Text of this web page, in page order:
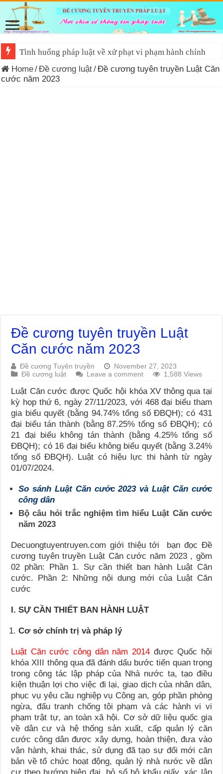
Đề cương tuyên truyền Luật Tiếp cận thông tin 2026
Home/Đề cương luật/Đề cương tuyên truyền Luật Căn
cước năm 2023
Đề cương tuyên truyền Luật
Căn cước năm 2023
Đề cương Tuyên truyền
November 27, 2023
Đề cương luật
Leave a comment 1,588 Views
Luật Căn cước được Quốc hội khóa XV thông qua tại
kỳ họp thứ 6, ngày 27/11/2023, với 468 đại biểu tham
gia biểu quyết (bằng 94.74% tổng số ĐBQH); có 431
đại biểu tán thành (bằng 87.25% tổng số ĐBQH); có
21 đại biểu không tán thành (bằng 4.25% tổng số
ĐBQH); có 16 đại biểu không biểu quyết (bằng 3.24%
tổng số ĐBQH). Luật có hiệu lực thi hành từ ngày
01/07/2024.
So sánh Luật Căn cước 2023 và Luật Căn cước
công dân
Bộ câu hỏi trắc nghiệm tìm hiểu Luật Căn cước
năm 2023
Decuongtuyentruyen.com giới thiệu tới bạn đọc Đề
cương tuyên truyền Luật Căn cước năm 2023 , gồm
02 phần: Phần 1. Sự cần thiết ban hành Luật Căn
cước. Phần 2: Những nội dung mới của Luật Căn
cước
I. SỰ CẦN THIẾT BAN HÀNH LUẬT
Cơ sở chính trị và pháp lý
Luật Căn cước công dân năm 2014được Quốc hội
khóa XIII thông qua đã đánh dấu bước tiến quan trọng
trong công tác lập pháp của Nhà nước ta, tạo điều
kiện thuận lợi cho việc đi lại, giao dịch của nhân dân,
phục vụ yêu cầu nghiệp vụ Công an, góp phần phòng
ngừa, đấu tranh chống tội phạm và các hành vi vi
phạm trật tự, an toàn xã hội. Cơ sở dữ liệu quốc gia
về dân cư và hệ thống sản xuất, cấp quản lý căn
cước công dân được xây dựng, hoàn thiện, đưa vào
vận hành, khai thác, sử dụng đã tạo sự đổi mới căn
bản về tổ chức hoạt động, quản lý nhà nước về dân